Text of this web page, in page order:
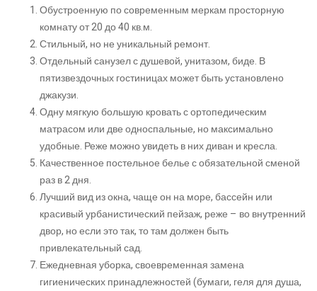
Обустроенную по современным меркам просторную
комнату от 20 до 40 кв.м.
Стильный, но не уникальный ремонт.
Отдельный санузел с душевой, унитазом, биде. В
пятизвездочных гостиницах может быть установлено
джакузи.
Одну мягкую большую кровать с ортопедическим
матрасом или две односпальные, но максимально
удобные. Реже можно увидеть в них диван и кресла.
Качественное постельное белье с обязательной сменой
раз в 2 дня.
Лучший вид из окна, чаще он на море, бассейн или
красивый урбанистический пейзаж, реже – во внутренний
двор, но если это так, то там должен быть
привлекательный сад.
Ежедневная уборка, своевременная замена
гигиенических принадлежностей (бумаги, геля для душа,